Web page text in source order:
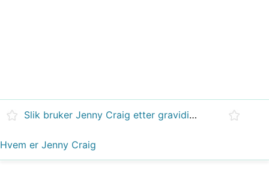
Slik bruker Jenny Craig etter graviditet
Hvem er Jenny Craig